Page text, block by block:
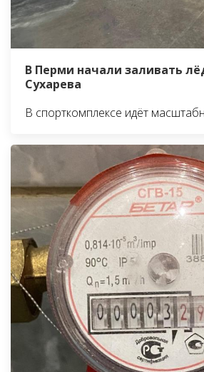
В Перми начали заливать
Сухарева
В спорткомплексе идёт